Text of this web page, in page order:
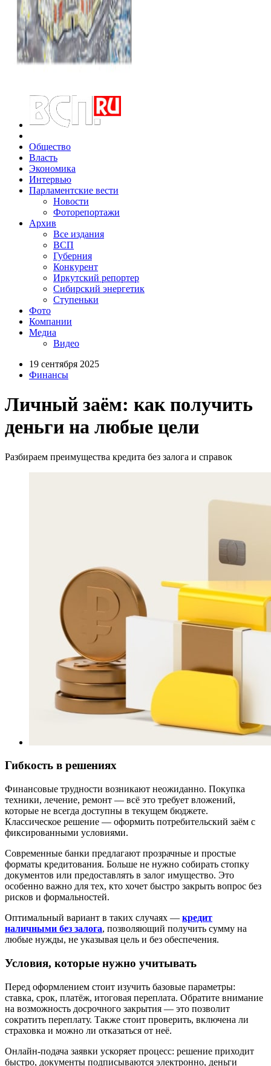
Общество
Власть
Экономика
Интервью
Парламентские вести
Новости
Фоторепортажи
Архив
Все издания
ВСП
Губерния
Конкурент
Иркутский репортер
Сибирский энергетик
Ступеньки
Фото
Компании
Медиа
Видео
19 сентября 2025
Финансы
Личный заём: как получить
деньги на любые цели
Разбираем преимущества кредита без залога и справок
Гибкость в решениях
Финансовые трудности возникают неожиданно. Покупка
техники, лечение, ремонт — всё это требует вложений,
которые не всегда доступны в текущем бюджете.
Классическое решение — оформить потребительский заём с
фиксированными условиями.
Современные банки предлагают прозрачные и простые
форматы кредитования. Больше не нужно собирать стопку
документов или предоставлять в залог имущество. Это
особенно важно для тех, кто хочет быстро закрыть вопрос без
рисков и формальностей.
Оптимальный вариант в таких случаях — кредит
наличными без залога, позволяющий получить сумму на
любые нужды, не указывая цель и без обеспечения.
Условия, которые нужно учитывать
Перед оформлением стоит изучить базовые параметры:
ставка, срок, платёж, итоговая переплата. Обратите внимание
на возможность досрочного закрытия — это позволит
сократить переплату. Также стоит проверить, включена ли
страховка и можно ли отказаться от неё.
Онлайн-подача заявки ускоряет процесс: решение приходит
быстро, документы подписываются электронно, деньги